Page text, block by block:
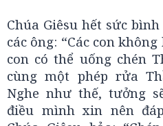
Chúa Giêsu hết sức
các ông: “Các con
con có thể uống chén
cùng một phép rửa
Nghe như thế, tưởng
điều mình xin nên